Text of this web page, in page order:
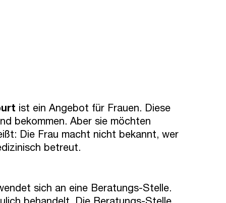
ist ein Angebot für Frauen. Diese
bekommen. Aber sie möchten
Die Frau macht nicht bekannt, wer
betreut.
sich an eine Beratungs-Stelle.